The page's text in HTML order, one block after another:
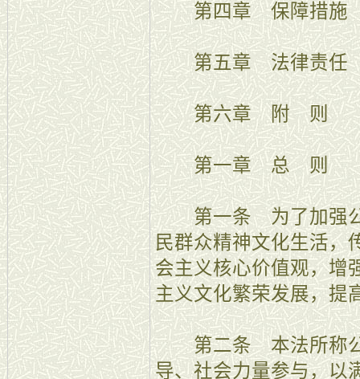
第四章 保障措施
第五章 法律责任
第六章 附 则
第一章 总 则
第一条 为了加强公
民群众精神文化生活，
会主义核心价值观，增
主义文化繁荣发展，提
第二条 本法所称公
导、社会力量参与，以